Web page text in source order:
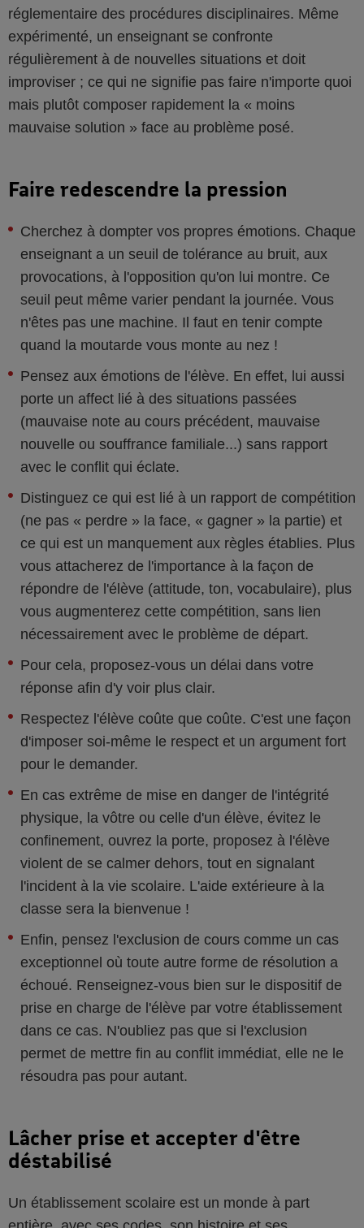
réglementaire des procédures disciplinaires. Même
expérimenté, un enseignant se confronte
régulièrement à de nouvelles situations et doit
improviser ; ce qui ne signifie pas faire n'importe quoi
mais plutôt composer rapidement la « moins
mauvaise solution » face au problème posé.
Faire redescendre la pression
Cherchez à dompter vos propres émotions. Chaque
enseignant a un seuil de tolérance au bruit, aux
provocations, à l'opposition qu'on lui montre. Ce
seuil peut même varier pendant la journée. Vous
n'êtes pas une machine. Il faut en tenir compte
quand la moutarde vous monte au nez !
Pensez aux émotions de l'élève. En effet, lui aussi
porte un affect lié à des situations passées
(mauvaise note au cours précédent, mauvaise
nouvelle ou souffrance familiale...) sans rapport
avec le conflit qui éclate.
Distinguez ce qui est lié à un rapport de compétition
(ne pas « perdre » la face, « gagner » la partie) et
ce qui est un manquement aux règles établies. Plus
vous attacherez de l'importance à la façon de
répondre de l'élève (attitude, ton, vocabulaire), plus
vous augmenterez cette compétition, sans lien
nécessairement avec le problème de départ.
Pour cela, proposez-vous un délai dans votre
réponse afin d'y voir plus clair.
Respectez l'élève coûte que coûte. C'est une façon
d'imposer soi-même le respect et un argument fort
pour le demander.
En cas extrême de mise en danger de l'intégrité
physique, la vôtre ou celle d'un élève, évitez le
confinement, ouvrez la porte, proposez à l'élève
violent de se calmer dehors, tout en signalant
l'incident à la vie scolaire. L'aide extérieure à la
classe sera la bienvenue !
Enfin, pensez l'exclusion de cours comme un cas
exceptionnel où toute autre forme de résolution a
échoué. Renseignez-vous bien sur le dispositif de
prise en charge de l'élève par votre établissement
dans ce cas. N'oubliez pas que si l'exclusion
permet de mettre fin au conflit immédiat, elle ne le
résoudra pas pour autant.
Lâcher prise et accepter d'être
déstabilisé
Un établissement scolaire est un monde à part